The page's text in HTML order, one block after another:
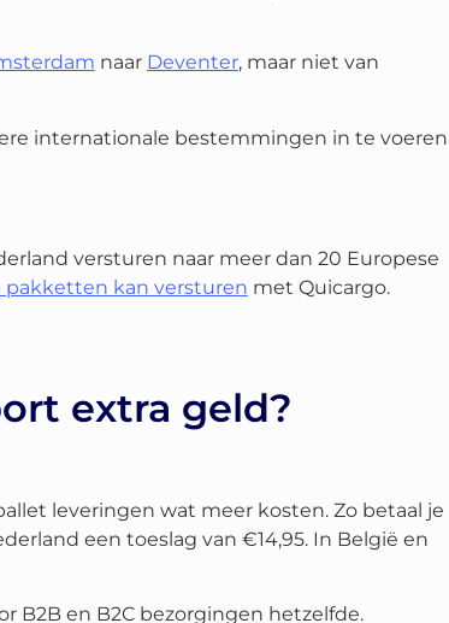
naar Deventer, maar niet van
internationale bestemmingen in te voeren
versturen naar meer dan 20 Europese
pakketten kan versturen met Quicargo.
extra geld?
leveringen wat meer kosten. Zo betaal je
een toeslag van €14,95. In België en
B2B en B2C bezorgingen hetzelfde.